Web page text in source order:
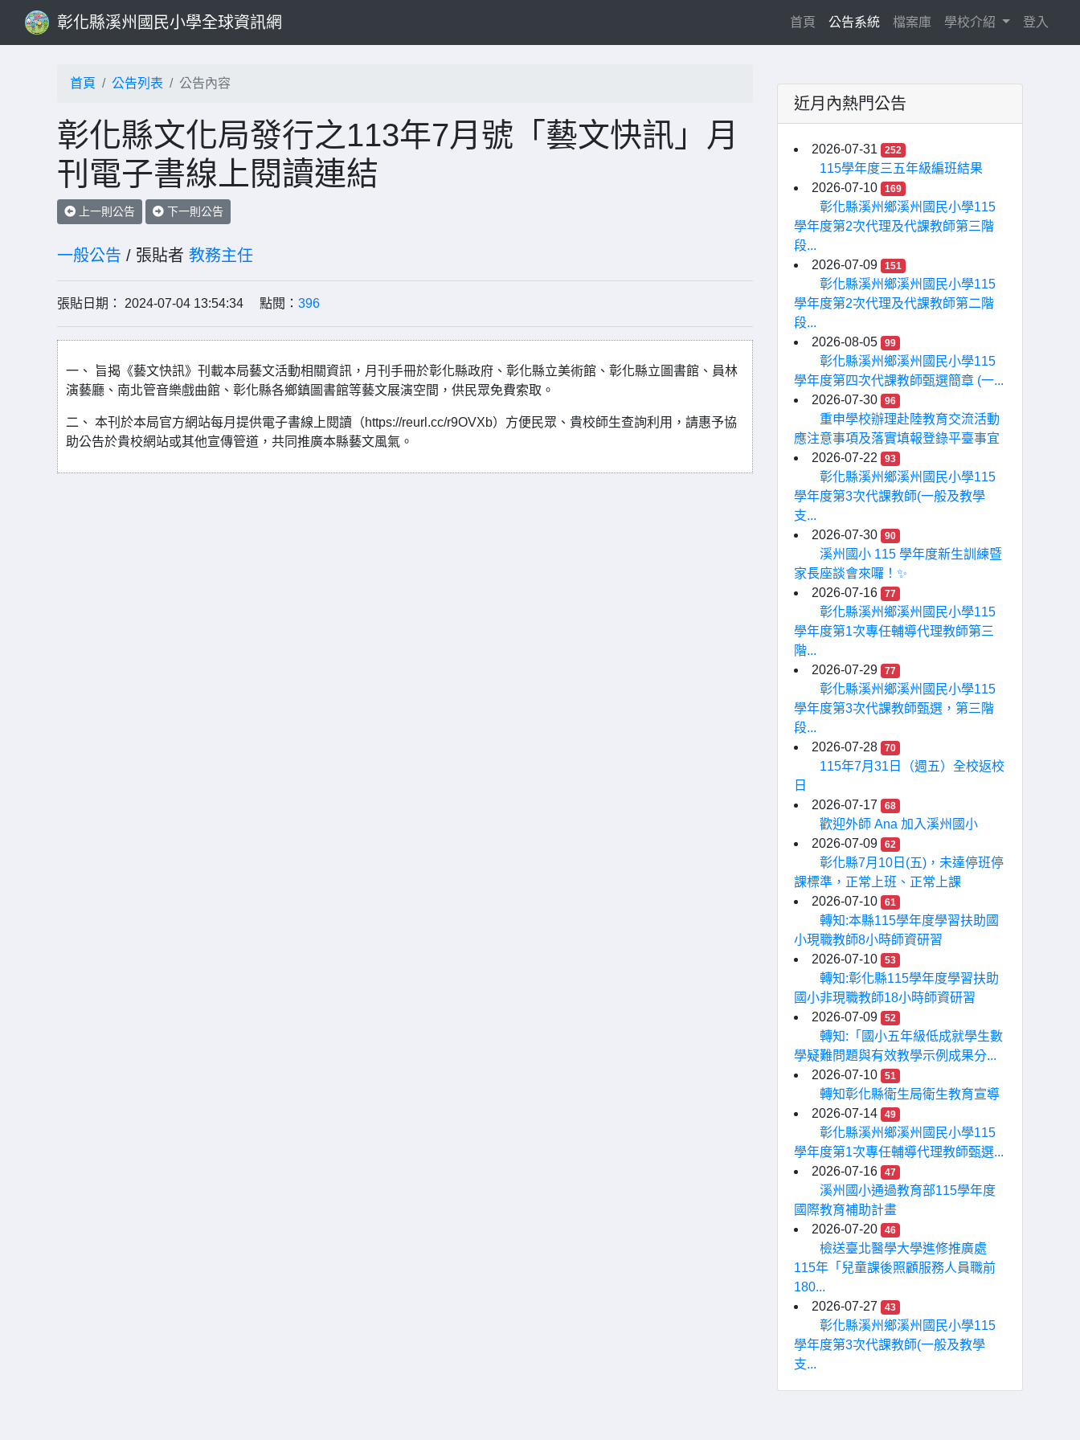
彰化縣溪州國民小學全球資訊網 首頁 (current)
公告系統 檔案庫 學校介紹 登入
首頁 公告列表 公告內容
彰化縣文化局發行之113年7月號「藝文快訊」月
刊電子書線上閱讀連結
上一則公告 下一則公告
一般公告 / 張貼者 教務主任
張貼日期： 2024-07-04 13:54:34 點閱： 396
一、 旨揭《藝文快訊》刊載本局藝文活動相關資訊，月刊手冊於彰化縣政府、彰化縣立美術館、彰化縣立圖書館、員林
演藝廳、南北管音樂戲曲館、彰化縣各鄉鎮圖書館等藝文展演空間，供民眾免費索取。
二、 本刊於本局官方網站每月提供電子書線上閱讀（https://reurl.cc/r9OVXb）方便民眾、貴校師生查詢利用，請惠予協
助公告於貴校網站或其他宣傳管道，共同推廣本縣藝文風氣。
近月內熱門公告
2026-07-31 252
115學年度三五年級編班結果
2026-07-10
169
彰化縣溪州鄉溪州國民小學115
學年度第2次代理及代課教師第三階
段...
2026-07-09
151
彰化縣溪州鄉溪州國民小學115
學年度第2次代理及代課教師第二階
段...
2026-08-05
99
彰化縣溪州鄉溪州國民小學115
學年度第四次代課教師甄選簡章 (一...
2026-07-30
96
重申學校辦理赴陸教育交流活動
應注意事項及落實填報登錄平臺事宜
2026-07-22
93
彰化縣溪州鄉溪州國民小學115
學年度第3次代課教師(一般及教學
支...
2026-07-30
90
溪州國小 115 學年度新生訓練暨
家長座談會來囉！✨
2026-07-16
77
彰化縣溪州鄉溪州國民小學115
學年度第1次專任輔導代理教師第三
階...
2026-07-29
77
彰化縣溪州鄉溪州國民小學115
學年度第3次代課教師甄選，第三階
段...
2026-07-28
70
115年7月31日（週五）全校返校
日
2026-07-17
68
歡迎外師 Ana 加入溪州國小
2026-07-09
62
彰化縣7月10日(五)，未達停班停
課標準，正常上班、正常上課
2026-07-10
61
轉知:本縣115學年度學習扶助國
小現職教師8小時師資研習
2026-07-10
53
轉知:彰化縣115學年度學習扶助
國小非現職教師18小時師資研習
2026-07-09
52
轉知:「國小五年級低成就學生數
學疑難問題與有效教學示例成果分...
2026-07-10
51
轉知彰化縣衛生局衛生教育宣導
2026-07-14
49
彰化縣溪州鄉溪州國民小學115
學年度第1次專任輔導代理教師甄選...
2026-07-16
47
溪州國小通過教育部115學年度
國際教育補助計畫
2026-07-20
46
檢送臺北醫學大學進修推廣處
115年「兒童課後照顧服務人員職前
180...
2026-07-27
43
彰化縣溪州鄉溪州國民小學115
學年度第3次代課教師(一般及教學
支...